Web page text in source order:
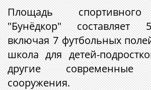
Площадь спортивного
"Бунёдкор" составляет
включая 7 футбольных
школа для детей-
другие современные
сооружения.